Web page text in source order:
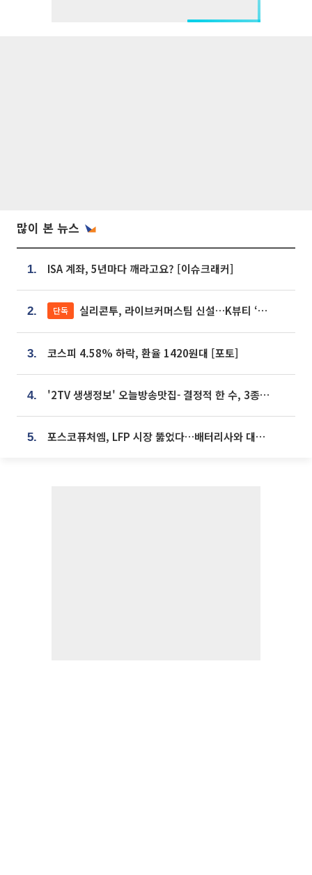
많이 본 뉴스
1. ISA 계좌, 5년마다 깨라고요? [이슈크래커]
2. 단독 실리콘투, 라이브커머스팀 신설…K뷰티 ‘글로벌 판매망’ 확대[K뷰티 라방戰]
3. 코스피 4.58% 하락, 환율 1420원대 [포토]
4. '2TV 생생정보' 오늘방송맛집- 결정적 한 수, 3종 메밀면! 메밀 소바 맛집 '의○○○○'
5. 포스코퓨처엠, LFP 시장 뚫었다…배터리사와 대규모 장기 공급 합의